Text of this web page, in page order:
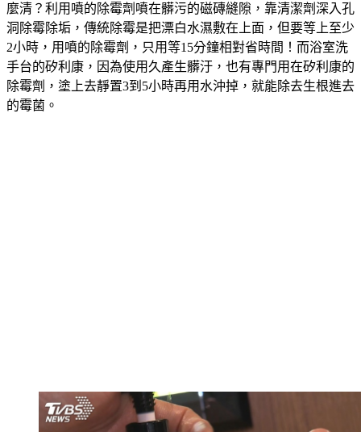
浴室的磁磚縫隙霉菌孳生，看起來黑黑一點一點，但到底要怎
麼清？利用噴的除霉劑噴在髒污的磁磚縫隙，靠清潔劑深入孔
洞除霉除垢，傳統除霉是把漂白水濕敷在上面，但要等上至少
2小時，用噴的除霉劑，只用等15分鐘相對省時間！而浴室洗
手台的矽利康，因為使用久產生髒汙，也有專門用在矽利康的
除霉劑，塗上去靜置3到5小時再用水沖掉，就能除去生根進去